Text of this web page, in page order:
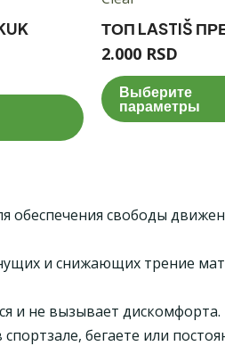
ТОП LASTIŠ
2.000 RSD
Выберите
параметры
обеспечения свободы
и снижающих трение
и не вызывает дискомфорта.
бегаете или